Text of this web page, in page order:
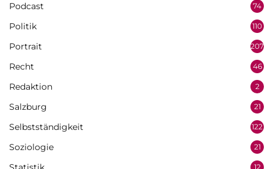
Podcast 74
Politik 110
Portrait 207
Recht 46
Redaktion 2
Salzburg 21
Selbstständigkeit 122
Soziologie 21
12